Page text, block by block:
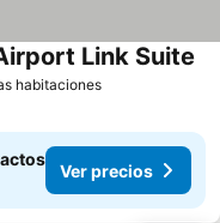
habitaciones
Link Suite
Ver precios